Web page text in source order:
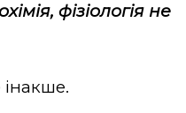
фізіологія не